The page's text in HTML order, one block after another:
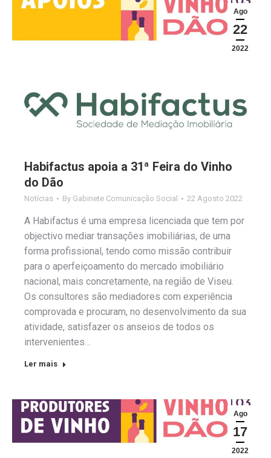
Ago
22
2022
Habifactus apoia a 31ª Feira do Vinho
do Dão
Notícias By Gabinete Comunicação Social 22 Agosto 2022
A Habifactus é uma empresa licenciada que tem por
objectivo mediar transações imobiliárias, de uma
forma profissional, tendo como missão contribuir
para o aperfeiçoamento do mercado imobiliário
nacional, mais concretamente, na região de Viseu.
Os consultores são mediadores com experiência
comprovada e procuram, no desenvolvimento da sua
atividade, satisfazer os anseios de todos os
intervenientes…
Ler mais
Ago
17
2022